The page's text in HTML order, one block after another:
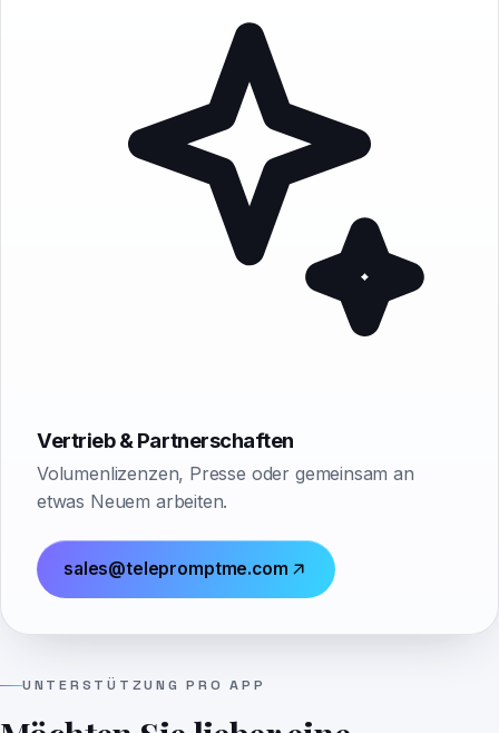
Vertrieb & Partnerschaften
Volumenlizenzen, Presse oder gemeinsam an
etwas Neuem arbeiten.
sales@telepromptme.com
UNTERSTÜTZUNG PRO APP